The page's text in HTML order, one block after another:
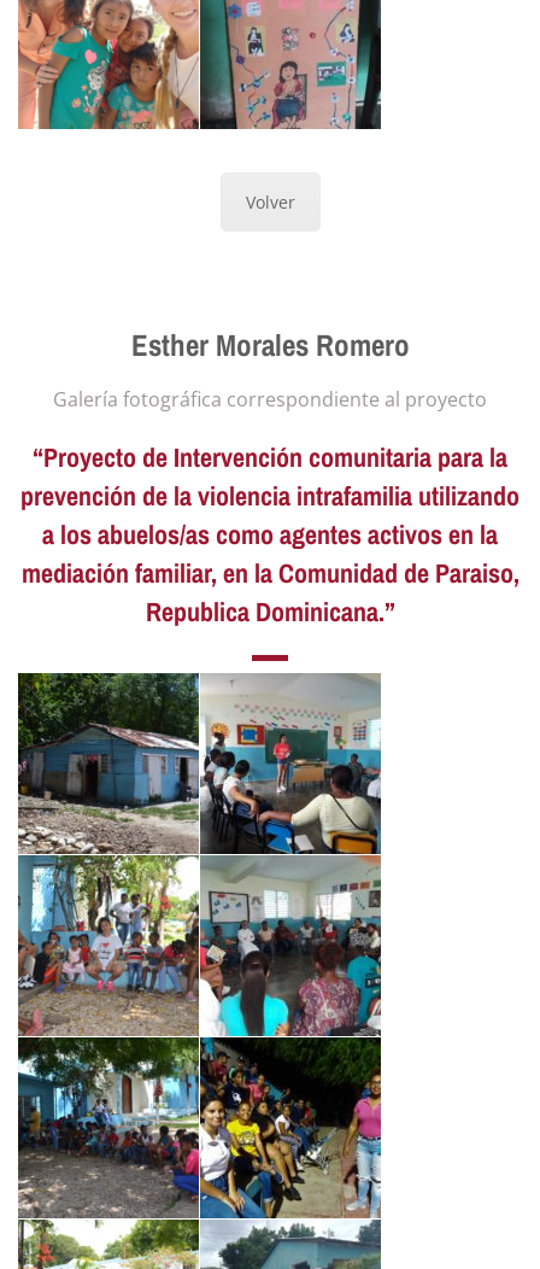
Volver
Esther Morales Romero
Galería fotográfica correspondiente al proyecto
“Proyecto de Intervención comunitaria para la
prevención de la violencia intrafamilia utilizando
a los abuelos/as como agentes activos en la
mediación familiar, en la Comunidad de Paraiso,
Republica Dominicana.”